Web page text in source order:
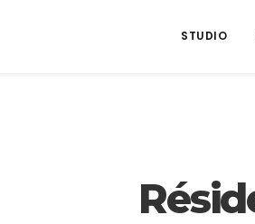
STUDIO